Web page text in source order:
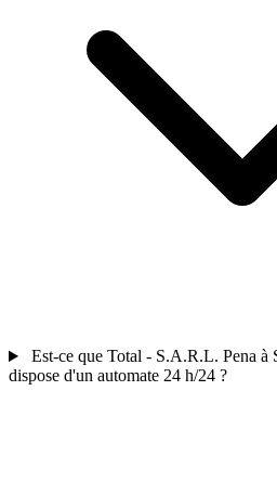
Est-ce que Total - S.A.R.L. Pena à
dispose d'un automate 24 h/24 ?